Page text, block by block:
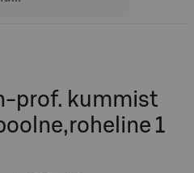
prof. kummist
1